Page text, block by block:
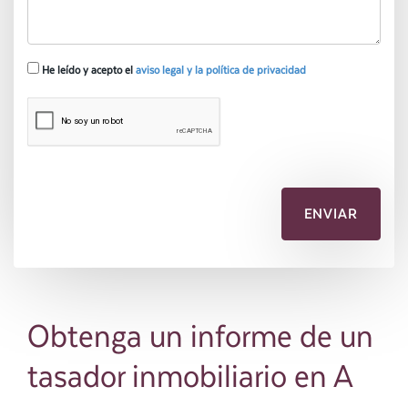
He leído y acepto el aviso legal y la política de privacidad
Obtenga un informe de un
tasador inmobiliario en A